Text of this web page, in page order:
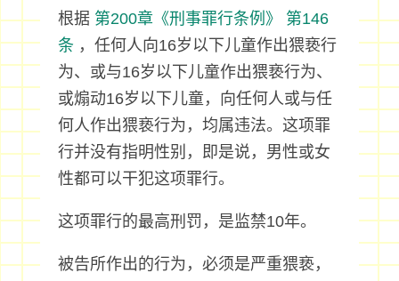
根据 第200章《刑事罪行条例》
第146
条，任何人向16岁以下儿童作出猥亵行
为、或与16岁以下儿童作出猥亵行为、
或煽动16岁以下儿童，向任何人或与任
何人作出猥亵行为，均属违法。这项罪
行并没有指明性别，即是说，男性或女
性都可以干犯这项罪行。
这项罪行的最高刑罚，是监禁10年。
被告所作出的行为，必须是严重猥亵，